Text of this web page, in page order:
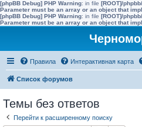
[phpBB Debug] PHP Warning: in file [ROOT]/
Parameter must be an array or an object that
[phpBB Debug] PHP Warning: in file [ROOT]/
Parameter must be an array or an object that
Правила Интерактивная карта
Список форумов
Темы без ответов
Перейти к расширенному поиску